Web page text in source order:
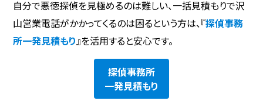
自分で悪徳探偵を見極めるのは難しい、一括見積もりで沢
山営業電話がかかってくるのは困るという方は、『探偵事務
所一発見積もり 』を活用すると安心です。
探偵事務所
一発見積もり